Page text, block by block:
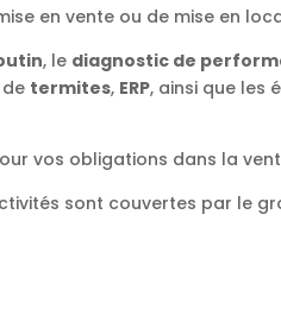
en vente ou de mise en
, le diagnostic de
termites, ERP, ainsi que les
vos obligations dans la
sont couvertes par le